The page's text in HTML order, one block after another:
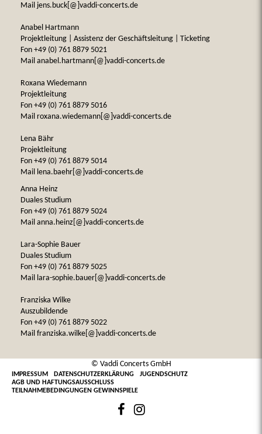
Mail jens.buck[@]vaddi-concerts.de
Anabel Hartmann
Projektleitung | Assistenz der Geschäftsleitung | Ticketing
Fon +49 (0) 761 8879 5021
Mail anabel.hartmann[@]vaddi-concerts.de
Roxana Wiedemann
Projektleitung
Fon +49 (0) 761 8879 5016
Mail roxana.wiedemann[@]vaddi-concerts.de
Lena Bähr
Projektleitung
Fon +49 (0) 761 8879 5014
Mail lena.baehr[@]vaddi-concerts.de
Anna Heinz
Duales Studium
Fon +49 (0) 761 8879 5024
Mail anna.heinz[@]vaddi-concerts.de
Lara-Sophie Bauer
Duales Studium
Fon +49 (0) 761 8879 5025
Mail lara-sophie.bauer[@]vaddi-concerts.de
Franziska Wilke
Auszubildende
Fon +49 (0) 761 8879 5022
Mail franziska.wilke[@]vaddi-concerts.de
© Vaddi Concerts GmbH
IMPRESSUM DATENSCHUTZERKLÄRUNG
JUGENDSCHUTZ
AGB UND HAFTUNGSAUSSCHLUSS
TEILNAHMEBEDINGUNGEN GEWINNSPIELE